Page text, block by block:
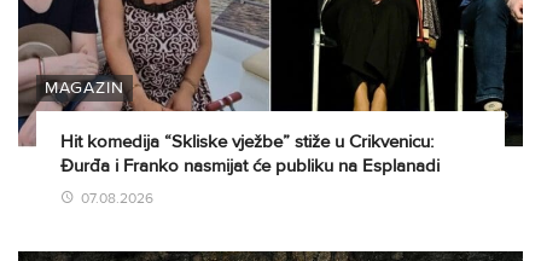
MAGAZIN
Hit komedija “Skliske vježbe” stiže u Crikvenicu:
Đurđa i Franko nasmijat će publiku na Esplanadi
07.08.2026